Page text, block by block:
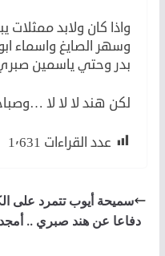
واذا كان ولابد
وسهر الصايغ واسماء
بدر وحتي ياسمين
لكن هند لا لا لا
عدد القراءات 1٬631
سميحة أيوب تتمرد على
دفاعا عن هند صبري .. أمجد